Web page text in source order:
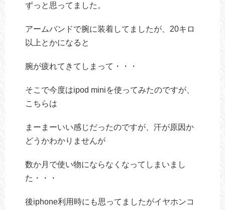
ずっと思ってました。
アームバンドで腕に装着してましたが、20キロ
以上とかになると
腕が疲れてきてしまって・・・
そこで今度はipod miniを使ってみたのですが、
こちらは
まーまーいい感じだったのですが、汗が原因か
どうかわかりませんが
数か月で使い物にならなくなってしまいまし
た・・・
後iphone利用時にも思ってましたがイヤホンコ